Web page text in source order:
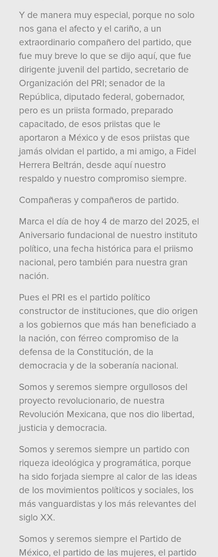
Y de manera muy especial, porque no solo
nos gana el afecto y el cariño, a un
extraordinario compañero del partido, que
fue muy breve lo que se dijo aquí, que fue
dirigente juvenil del partido, secretario de
Organización del PRI; senador de la
República, diputado federal, gobernador,
pero es un priista formado, preparado
capacitado, de esos priistas que le
aportaron a México y de esos priistas que
jamás olvidan el partido, a mi amigo, a Fidel
Herrera Beltrán, desde aquí nuestro
respaldo y nuestro compromiso siempre.
Compañeras y compañeros de partido.
Marca el día de hoy 4 de marzo del 2025, el
Aniversario fundacional de nuestro instituto
político, una fecha histórica para el priismo
nacional, pero también para nuestra gran
nación.
Pues el PRI es el partido político
constructor de instituciones, que dio origen
a los gobiernos que más han beneficiado a
la nación, con férreo compromiso de la
defensa de la Constitución, de la
democracia y de la soberanía nacional.
Somos y seremos siempre orgullosos del
proyecto revolucionario, de nuestra
Revolución Mexicana, que nos dio libertad,
justicia y democracia.
Somos y seremos siempre un partido con
riqueza ideológica y programática, porque
ha sido forjada siempre al calor de las ideas
de los movimientos políticos y sociales, los
más vanguardistas y los más relevantes del
siglo XX.
Somos y seremos siempre el Partido de
México, el partido de las mujeres, el partido